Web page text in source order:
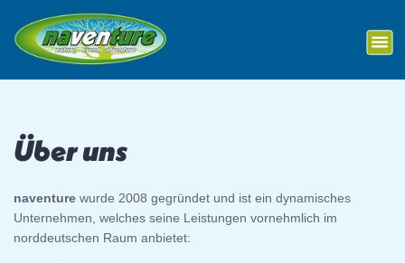
Outdoor-Events
Über uns
naventure wurde 2008 gegründet und ist ein dynamisches
Unternehmen, welches seine Leistungen vornehmlich im
norddeutschen Raum anbietet: